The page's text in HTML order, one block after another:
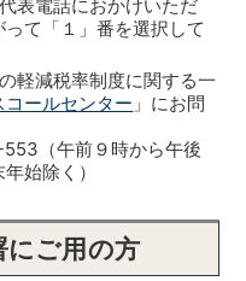
表電話におかけいただ
って「１」番を選択して
軽減税率制度に関する一
コールセンター 」にお問
（午前９時から午後
始除く）
にご用の方